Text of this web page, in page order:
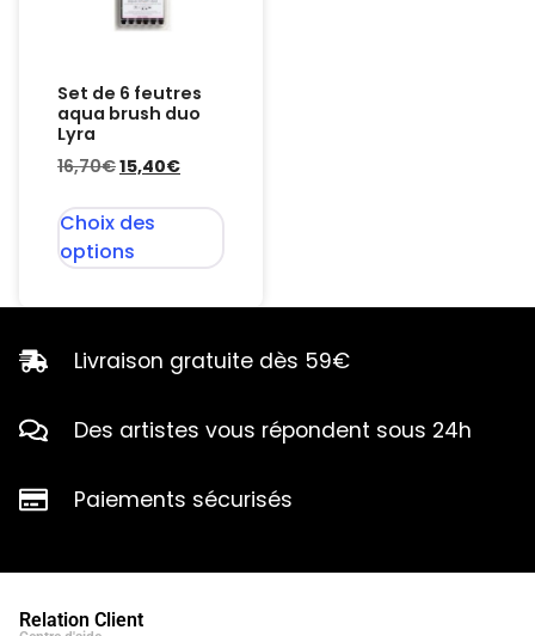
Set de 6 feutres
aqua brush duo
Lyra
16,70€15,40€
Choix des
options
Livraison gratuite dès 59€
Des artistes vous répondent sous 24h
Paiements sécurisés
Relation Client